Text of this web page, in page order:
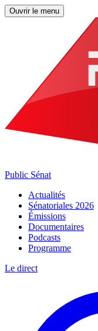
Ouvrir le menu
Public Sénat
Actualités
Sénatoriales 2026
Émissions
Documentaires
Podcasts
Programme
Le direct